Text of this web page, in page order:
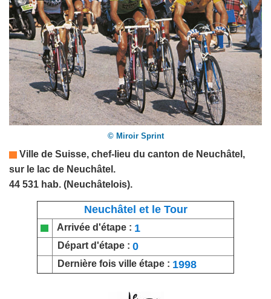
© Miroir Sprint
Ville de Suisse, chef-lieu du canton de Neuchâtel,
sur le lac de Neuchâtel.
44 531 hab. (Neuchâtelois).
Neuchâtel et le Tour
Arrivée d'étape : 1
Départ d'étape : 0
Dernière fois ville étape : 1998